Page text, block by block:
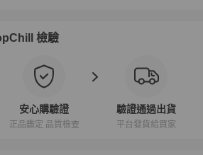
檢驗
安心購驗證
正品鑑定 品質檢查
驗證通過出貨
平台發貨給買家